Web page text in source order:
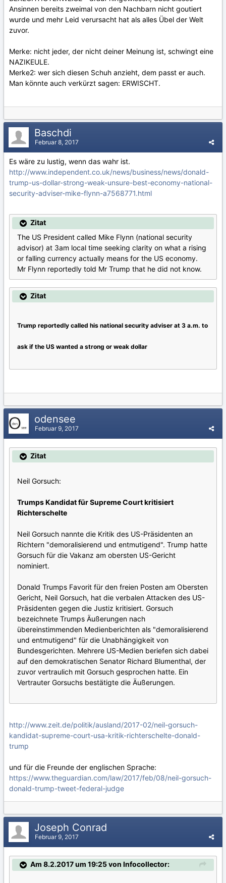
Ansinnen bereits zweimal von den Nachbarn nicht goutiert
wurde und mehr Leid verursacht hat als alles Übel der Welt
zuvor.
Merke: nicht jeder, der nicht deiner Meinung ist, schwingt eine
NAZIKEULE.
Merke2: wer sich diesen Schuh anzieht, dem passt er auch.
Man könnte auch verkürzt sagen: ERWISCHT.
Baschdi
Februar 8, 2017
Es wäre zu lustig, wenn das wahr ist.
http://www.independent.co.uk/news/business/news/donald-
trump-us-dollar-strong-weak-unsure-best-economy-national-
security-adviser-mike-flynn-a7568771.html
Zitat
The US President called Mike Flynn (national security
advisor) at 3am local time seeking clarity on what a rising
or falling currency actually means for the US economy.
Mr Flynn reportedly told Mr Trump that he did not know.
Zitat
Trump reportedly called his national security adviser at 3 a.m. to
ask if the US wanted a strong or weak dollar
odensee
Februar 9, 2017
Zitat
Neil Gorsuch:
Trumps Kandidat für Supreme Court kritisiert
Richterschelte
Neil Gorsuch nannte die Kritik des US-Präsidenten an
Richtern "demoralisierend und entmutigend". Trump hatte
Gorsuch für die Vakanz am obersten US-Gericht
nominiert.
Donald Trumps Favorit für den freien Posten am Obersten
Gericht, Neil Gorsuch, hat die verbalen Attacken des US-
Präsidenten gegen die Justiz kritisiert. Gorsuch
bezeichnete Trumps Äußerungen nach
übereinstimmenden Medienberichten als "demoralisierend
und entmutigend" für die Unabhängigkeit von
Bundesgerichten. Mehrere US-Medien beriefen sich dabei
auf den demokratischen Senator Richard Blumenthal, der
zuvor vertraulich mit Gorsuch gesprochen hatte. Ein
Vertrauter Gorsuchs bestätigte die Äußerungen.
http://www.zeit.de/politik/ausland/2017-02/neil-gorsuch-
kandidat-supreme-court-usa-kritik-richterschelte-donald-
trump
und für die Freunde der englischen Sprache:
https://www.theguardian.com/law/2017/feb/08/neil-gorsuch-
donald-trump-tweet-federal-judge
Joseph Conrad
Februar 9, 2017
Am 8.2.2017 um 19:25 von Infocollector: